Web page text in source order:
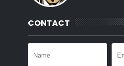
CONTACT